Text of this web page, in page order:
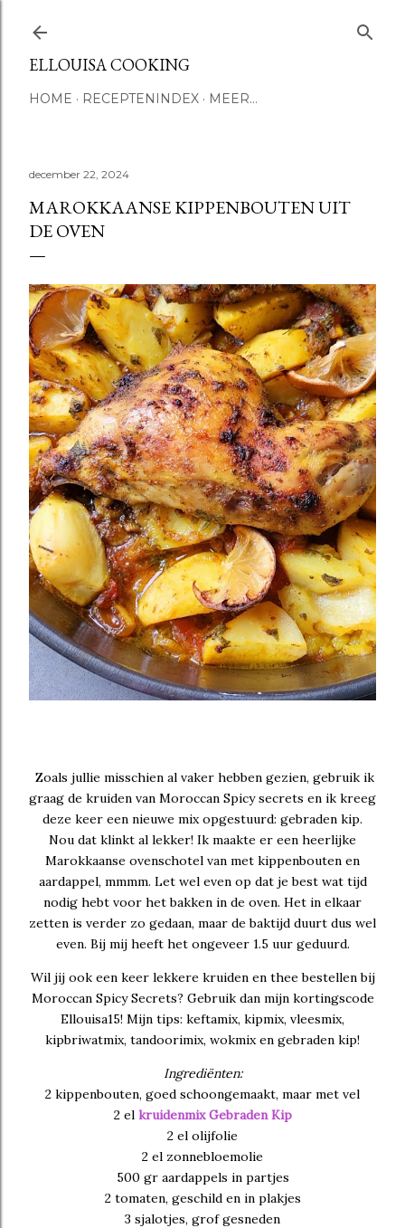
ELLOUISA COOKING
HOME RECEPTENINDEX MEER…
december 22, 2024
MAROKKAANSE KIPPENBOUTEN UIT
DE OVEN
Zoals jullie misschien al vaker hebben gezien, gebruik ik
graag de kruiden van Moroccan Spicy secrets en ik kreeg
deze keer een nieuwe mix opgestuurd: gebraden kip.
Nou dat klinkt al lekker! Ik maakte er een heerlijke
Marokkaanse ovenschotel van met kippenbouten en
aardappel, mmmm. Let wel even op dat je best wat tijd
nodig hebt voor het bakken in de oven. Het in elkaar
zetten is verder zo gedaan, maar de baktijd duurt dus wel
even. Bij mij heeft het ongeveer 1.5 uur geduurd.
Wil jij ook een keer lekkere kruiden en thee bestellen bij
Moroccan Spicy Secrets? Gebruik dan mijn kortingscode
Ellouisa15! Mijn tips: keftamix, kipmix, vleesmix,
kipbriwatmix, tandoorimix, wokmix en gebraden kip!
Ingrediënten:
2 kippenbouten, goed schoongemaakt, maar met vel
2 el kruidenmix Gebraden Kip
2 el olijfolie
2 el zonnebloemolie
500 gr aardappels in partjes
2 tomaten, geschild en in plakjes
3 sjalotjes, grof gesneden